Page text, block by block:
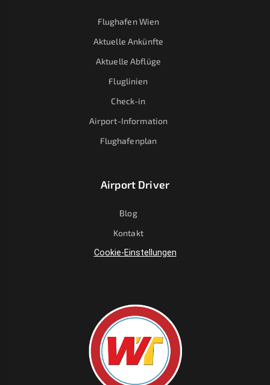
Flughafen Wien
Aktuelle Ankünfte
Aktuelle Abflüge
Fluglinien
Check-in
Airport-Information
Flughafenplan
Airport Driver
Blog
Kontakt
Cookie-Einstellungen